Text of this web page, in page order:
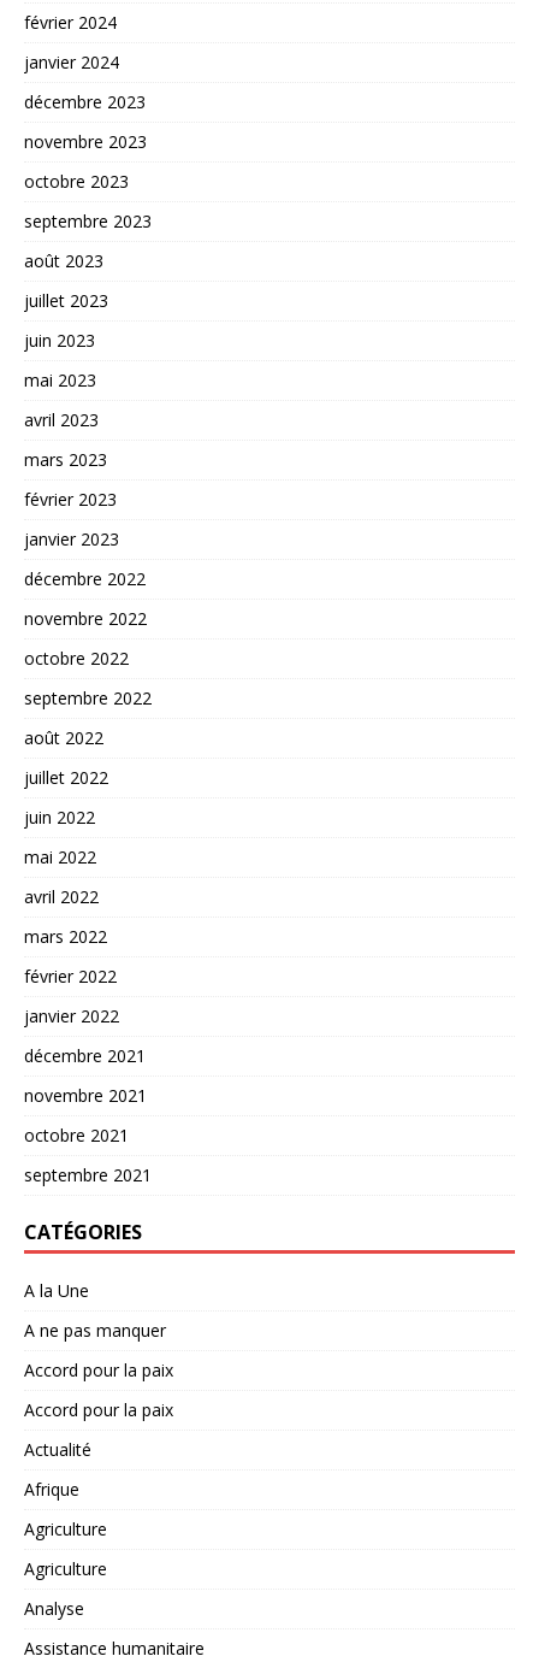
février 2024
janvier 2024
décembre 2023
novembre 2023
octobre 2023
septembre 2023
août 2023
juillet 2023
juin 2023
mai 2023
avril 2023
mars 2023
février 2023
janvier 2023
décembre 2022
novembre 2022
octobre 2022
septembre 2022
août 2022
juillet 2022
juin 2022
mai 2022
avril 2022
mars 2022
février 2022
janvier 2022
décembre 2021
novembre 2021
octobre 2021
septembre 2021
CATÉGORIES
A la Une
A ne pas manquer
Accord pour la paix
Accord pour la paix
Actualité
Afrique
Agriculture
Agriculture
Analyse
Assistance humanitaire